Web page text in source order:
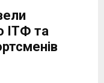
ІТФ та